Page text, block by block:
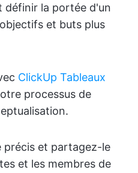
définir la portée d'un
et buts plus
ClickUp Tableaux
processus de
précis et partagez-le
et les membres de